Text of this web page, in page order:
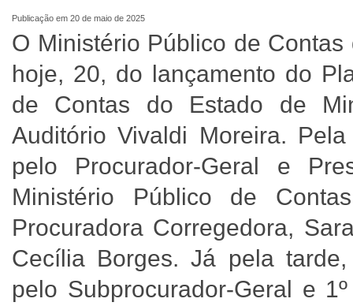
Publicação em 20 de maio de 2025
O Ministério Público de
hoje, 20, do lançamento do
de Contas do Estado de
Auditório Vivaldi Moreira.
pelo Procurador-Geral e
Ministério Público de
Procuradora Corregedora,
Cecília Borges. Já pela
pelo Subprocurador-Geral e